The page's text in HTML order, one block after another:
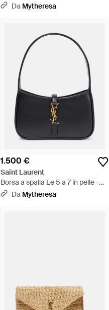
Da Mytheresa
1.500 €
Saint Laurent
Borsa a spalla Le 5 a 7 in pelle -
NeroDa Mytheresa